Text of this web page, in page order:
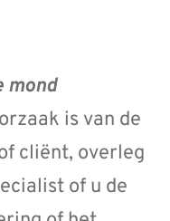
mond
is van de
cliënt, overleg
of u de